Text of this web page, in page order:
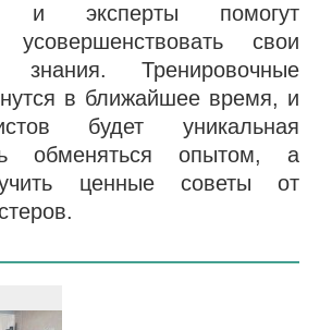
и эксперты помогут
усовершенствовать свои
Тренировочные
в ближайшее время, и
будет уникальная
обменяться опытом, а
ценные советы от